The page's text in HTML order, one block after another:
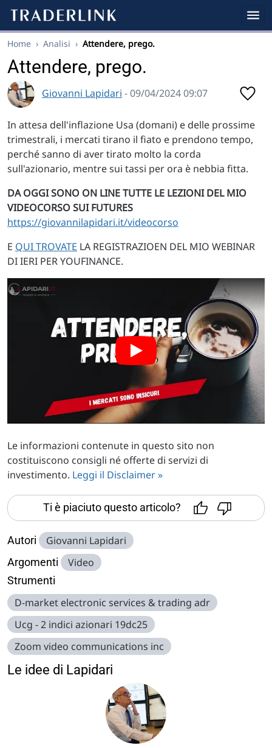
Home › Analisi › Attendere, prego.
Attendere, prego.
Giovanni Lapidari - 09/04/2024 09:07
In attesa dell'inflazione Usa (domani) e delle prossime
trimestrali, i mercati tirano il fiato e prendono tempo,
perché sanno di aver tirato molto la corda
sull'azionario, mentre sui tassi per ora è nebbia fitta.
DA OGGI SONO ON LINE TUTTE LE LEZIONI DEL MIO
VIDEOCORSO SUI FUTURES
https://giovannilapidari.it/videocorso
E QUI TROVATE LA REGISTRAZIOEN DEL MIO WEBINAR
DI IERI PER YOUFINANCE.
Le informazioni contenute in questo sito non
costituiscono consigli né offerte di servizi di
investimento. Leggi il Disclaimer »
Ti è piaciuto questo articolo?
Autori Giovanni Lapidari
Argomenti Video
Strumenti
D-market electronic services & trading adr
Ucg - 2 indici azionari 19dc25
Zoom video communications inc
Le idee di Lapidari